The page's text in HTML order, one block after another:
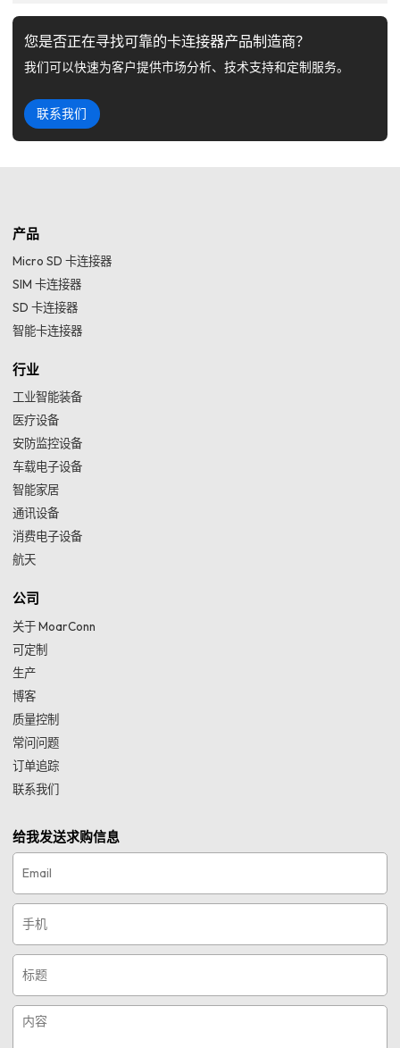
您是否正在寻找可靠的卡连接器产品制造商？
我们可以快速为客户提供市场分析、技术支持和定制服务。
联系我们
产品
Micro SD 卡连接器
SIM 卡连接器
SD 卡连接器
智能卡连接器
行业
工业智能装备
医疗设备
安防监控设备
车载电子设备
智能家居
通讯设备
消费电子设备
航天
公司
关于 MoarConn
可定制
生产
博客
质量控制
常问问题
订单追踪
联系我们
给我发送求购信息